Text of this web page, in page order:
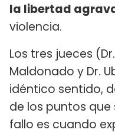
la libertad
violencia.
Los tres jueces
Maldonado y Dr.
idéntico sentido,
de los puntos
fallo es cuando